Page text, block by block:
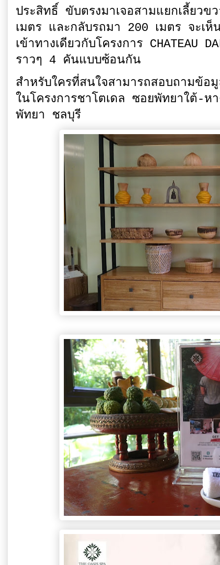
ประสิทธิ์ ขับตรงมาเจอสามแยกเลี้ยวข
เมตร และกลับรถมา 200 เมตร จะเ
เข้าทางเดียวกับโครงการ CHATEAU
ราวๆ 4 คันแบบซ้อนกัน
สำหรับใครที่สนใจสามารถสอบถามข้
ในโครงการชาโตเดล ซอยพัทยาใต้-
พัทยา ชลบุรี